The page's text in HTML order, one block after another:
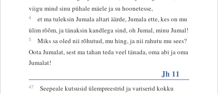
viigu mind sinu pühale mäele ja su hoonetesse,
4
et ma tuleksin Jumala altari äärde, Jumala ette, kes on mu
ülim rõõm, ja tänaksin kandlega sind, oh Jumal, minu Jumal!
5
Miks sa oled nii rõhutud, mu hing, ja nii rahutu mu sees?
Oota Jumalat, sest ma tahan teda veel tänada, oma abi ja oma
Jumalat!
Jh 11
47
Seepeale kutsusid ülempreestrid ja variserid kokku